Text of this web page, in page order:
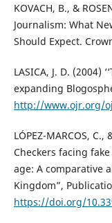
KOVACH, B., &
Journalism: What
Should Expect.
LASICA, J. D. (2004)
expanding
http://www.ojr.org/
LÓPEZ-MARCOS, C.,
Checkers facing
age: A comparative
Kingdom”,
https://doi.org/